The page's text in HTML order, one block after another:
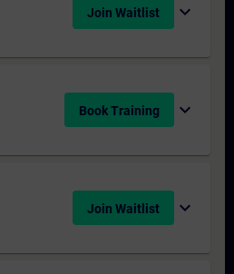
Join Waitlist expand_more
Book Training expand_more
Join Waitlist expand_more